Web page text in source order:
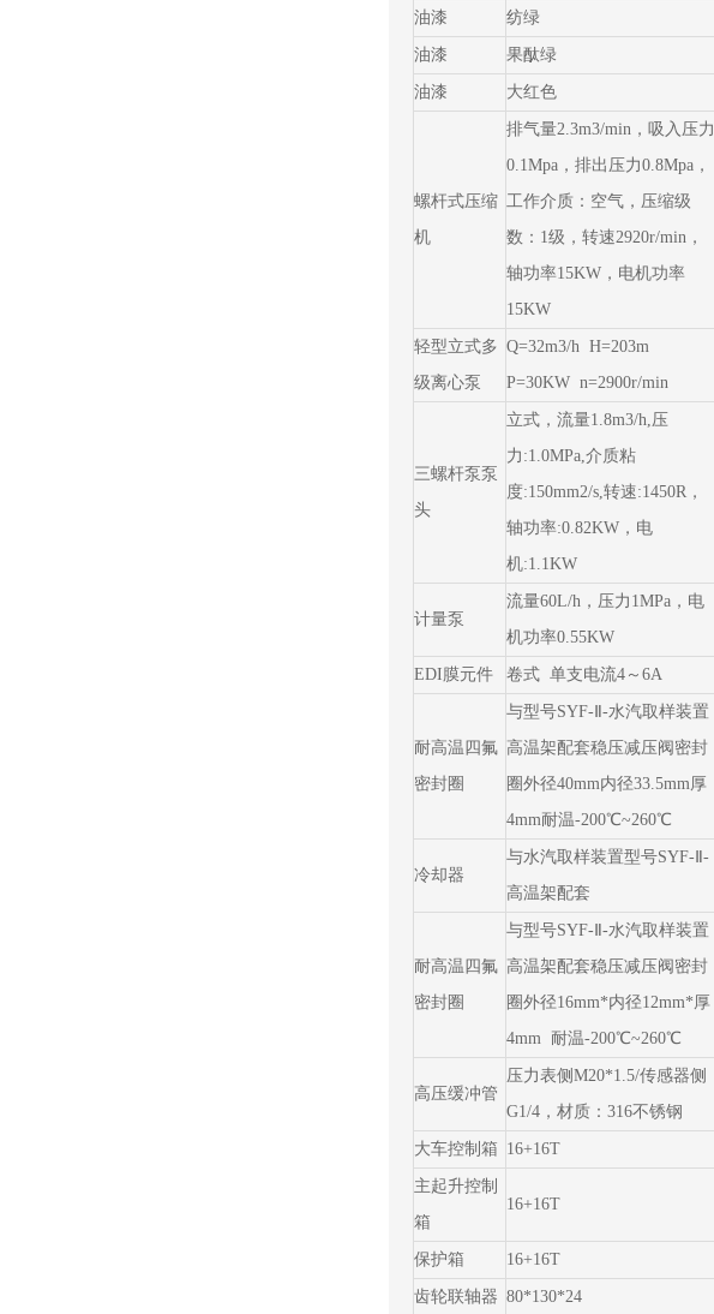
油漆 纺绿
油漆 果酞绿
油漆 大红色
螺杆式压缩
机
排气量2.3m3/min，吸入压力
0.1Mpa，排出压力0.8Mpa，
工作介质：空气，压缩级
数：1级，转速2920r/min，
轴功率15KW，电机功率
15KW
轻型立式多
级离心泵
Q=32m3/h H=203m
P=30KW n=2900r/min
三螺杆泵泵
头
立式，流量1.8m3/h,压
力:1.0MPa,介质粘
度:150mm2/s,转速:1450R，
轴功率:0.82KW，电
机:1.1KW
计量泵
流量60L/h，压力1MPa，电
机功率0.55KW
EDI膜元件 卷式 单支电流4～6A
耐高温四氟
密封圈
与型号SYF-Ⅱ-水汽取样装置
高温架配套稳压减压阀密封
圈外径40mm内径33.5mm厚
4mm耐温-200℃~260℃
冷却器
与水汽取样装置型号SYF-Ⅱ-
高温架配套
耐高温四氟
密封圈
与型号SYF-Ⅱ-水汽取样装置
高温架配套稳压减压阀密封
圈外径16mm*内径12mm*厚
4mm 耐温-200℃~260℃
高压缓冲管
压力表侧M20*1.5/传感器侧
G1/4，材质：316不锈钢
大车控制箱 16+16T
主起升控制
箱
16+16T
保护箱 16+16T
齿轮联轴器 80*130*24